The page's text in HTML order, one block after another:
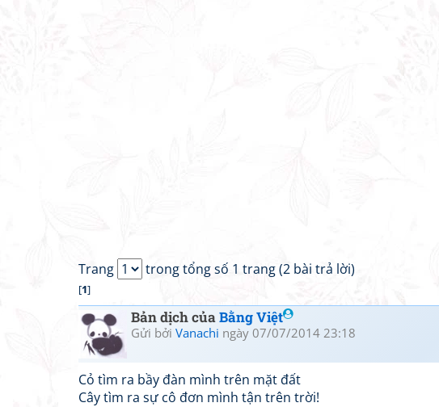
Trang trong tổng số 1 trang (2 bài trả lời)
[1]
Bản dịch củaBằng Việt
Gửi bởi Vanachi ngày 07/07/2014 23:18
Cỏ tìm ra bầy đàn mình trên mặt đất
Cây tìm ra sự cô đơn mình tận trên trời!